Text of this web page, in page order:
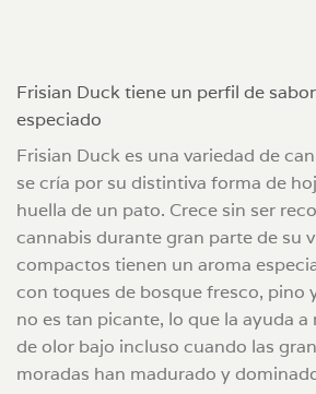
Frisian Duck tiene un perfil de
especiado
Frisian Duck es una variedad de
se cría por su distintiva forma de
huella de un pato. Crece sin ser
cannabis durante gran parte de su
compactos tienen un aroma
con toques de bosque fresco, pino
no es tan picante, lo que la ayuda
de olor bajo incluso cuando las
moradas han madurado y